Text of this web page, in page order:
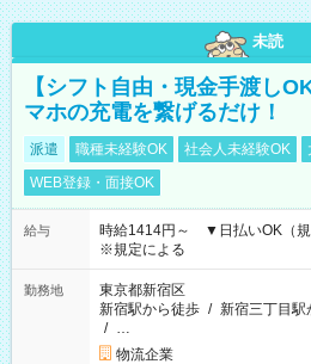
未読
【シフト自由・現金手渡し
マホの充電を繋げるだけ！
派遣 職種未経験OK 社会人未経験OK
WEB登録・面接OK
給与
時給1414円～ ▼日払いOK（
※規定による
勤務地
東京都新宿区
新宿駅から徒歩 / 新宿三丁目駅
/ …
物流企業